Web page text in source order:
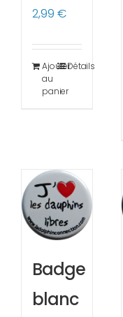
2,99€
Ajouter
au
panier
Détails
Badge
blanc